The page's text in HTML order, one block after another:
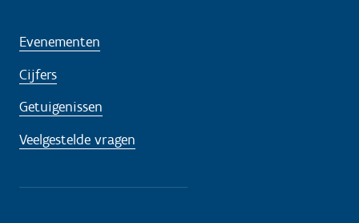
Evenementen
Cijfers
Getuigenissen
Veelgestelde vragen